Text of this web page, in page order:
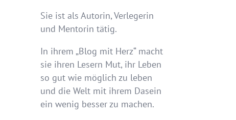
Sie ist als Autorin, Verlegerin
und Mentorin tätig.
In ihrem „Blog mit Herz“ macht
sie ihren Lesern Mut, ihr Leben
so gut wie möglich zu leben
und die Welt mit ihrem Dasein
ein wenig besser zu machen.